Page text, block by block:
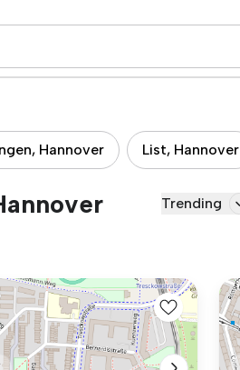
Hannover List, Hannover
Trending